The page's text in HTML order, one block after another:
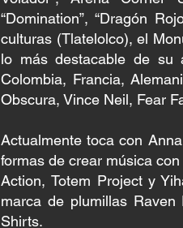
“Domination”, “Dragón
culturas (Tlatelolco), el
lo más destacable de su
Colombia, Francia,
Obscura, Vince Neil, Fear
Actualmente toca con
formas de crear música
Action, Totem Project y
marca de plumillas
Shirts.